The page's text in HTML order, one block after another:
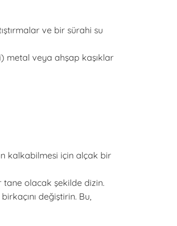
ve bir sürahi su
metal veya ahşap kaşıklar
kalkabilmesi için alçak bir
olacak şekilde dizin.
değiştirin. Bu,